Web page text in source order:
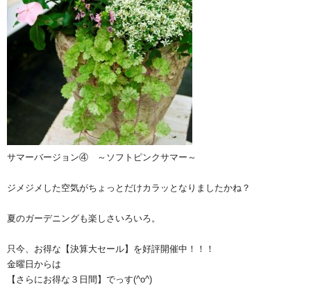
サマーバージョン④ ～ソフトピンクサマー～
ジメジメした空気がちょっとだけカラッとなりましたかね？
夏のガーデニングも楽しさいろいろ。
只今、お得な【決算大セール】を好評開催中！！！
金曜日からは
【さらにお得な３日間】でっす(^o^)ゞ